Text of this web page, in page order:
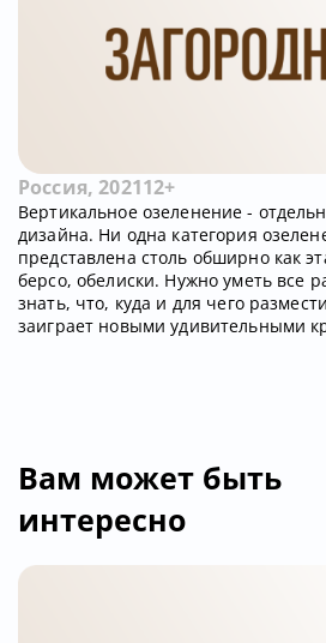
Россия, 202112+
Вертикальное озеленение -
дизайна. Ни одна категория
представлена столь обширно как
берсо, обелиски. Нужно уметь все
знать, что, куда и для чего
заиграет новыми удивительными
Вам может быть
интересно